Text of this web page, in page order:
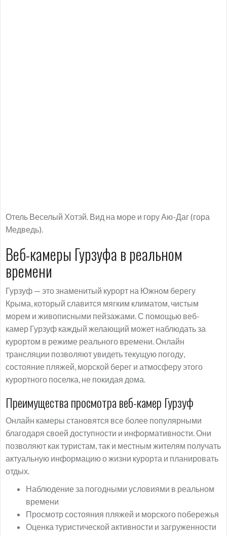
Отель Веселый Хотэй. Вид на море и гору Аю-Даг (гора
Медведь).
Веб-камеры Гурзуфа в реальном
времени
Гурзуф — это знаменитый курорт на Южном берегу
Крыма, который славится мягким климатом, чистым
морем и живописными пейзажами. С помощью веб-
камер Гурзуф каждый желающий может наблюдать за
курортом в режиме реального времени. Онлайн
трансляции позволяют увидеть текущую погоду,
состояние пляжей, морской берег и атмосферу этого
курортного поселка, не покидая дома.
Преимущества просмотра веб-камер Гурзуф
Онлайн камеры становятся все более популярными
благодаря своей доступности и информативности. Они
позволяют как туристам, так и местным жителям получать
актуальную информацию о жизни курорта и планировать
отдых.
Наблюдение за погодными условиями в реальном
времени
Просмотр состояния пляжей и морского побережья
Оценка туристической активности и загруженности